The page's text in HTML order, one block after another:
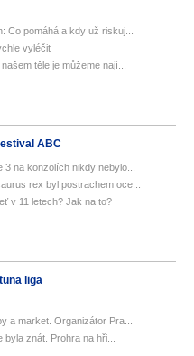
pomáhá a kdy už riskuj...
vyléčit
těle je můžeme nají...
ABC
na konzolích nikdy nebylo...
rex byl postrachem oce...
v 11 letech? Jak na to?
liga
a market. Organizátor Pra...
znát. Prohra na hři...